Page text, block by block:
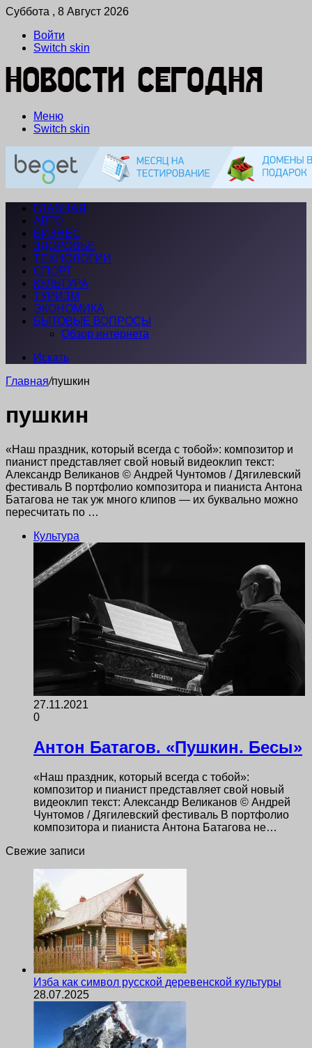
Суббота , 8 Август 2026
Войти
Switch skin
Меню
Switch skin
ГЛАВНАЯ
АВТО
БИЗНЕС
ЗДОРОВЬЕ
ТЕХНОЛОГИИ
СПОРТ
КУЛЬТУРА
ТУРИЗМ
ЭКОНОМИКА
БЫТОВЫЕ ВОПРОСЫ
Обзор интернета
Искать
Главная/пушкин
пушкин
«Наш праздник, который всегда с тобой»: композитор и
пианист представляет свой новый видеоклип текст:
Александр Великанов © Андрей Чунтомов / Дягилевский
фестиваль В портфолио композитора и пианиста Антона
Батагова не так уж много клипов — их буквально можно
пересчитать по …
Культура
27.11.2021
0
Антон Батагов. «Пушкин. Бесы»
«Наш праздник, который всегда с тобой»:
композитор и пианист представляет свой новый
видеоклип текст: Александр Великанов © Андрей
Чунтомов / Дягилевский фестиваль В портфолио
композитора и пианиста Антона Батагова не…
Свежие записи
Изба как символ русской деревенской культуры
28.07.2025